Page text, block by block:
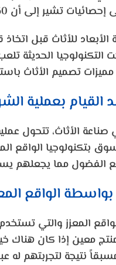
عبر الإنترنت في الولايات المتحدة.
للأثاث قبل
الحديثة
تصميم الأثاث
القيام بعملية
الأثاث، تتحول
بتكنولوجيا الواقع
الفضول مما يجعلهم
الواقع
نتيجة لتجربتهم له